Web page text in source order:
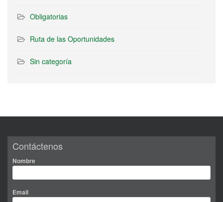
Obligatorias
Ruta de las Oportunidades
Sin categoría
Contáctenos
Nombre
Email